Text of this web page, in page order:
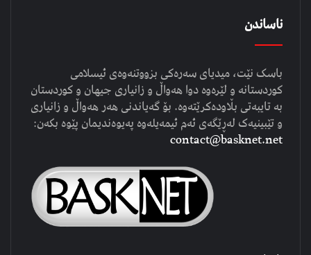
ناساندن
باسک نێت، میدیای سەرەکی بزووتنەوەی ئیسلامی
کوردستانە و لێرەوە دوا هەواڵ و زانیاری جیهان و کوردستان
بە تایبەتی بڵاودەکرێتەوە. بۆ گەیاندنی هەر هەواڵ و زانیاری
و تێبینیەک لەڕێگەی ئەم ئیمەیلەوە پەیوەندیمان پێوە بکەن:
contact@basknet.net